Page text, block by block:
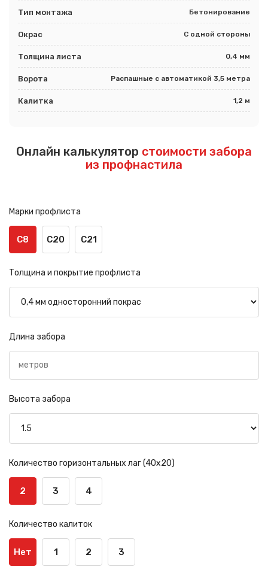
Тип монтажа Бетонирование
Окрас С одной стороны
Толщина листа 0,4 мм
Ворота Распашные с автоматикой 3,5 метра
Калитка 1,2 м
Онлайн калькулятор стоимости забора
из профнастила
Марки профлиста
С8 С20 С21
Толщина и покрытие профлиста
Длина забора
Высота забора
Количество горизонтальных лаг (40х20)
2 3 4
Количество калиток
Нет 1 2 3